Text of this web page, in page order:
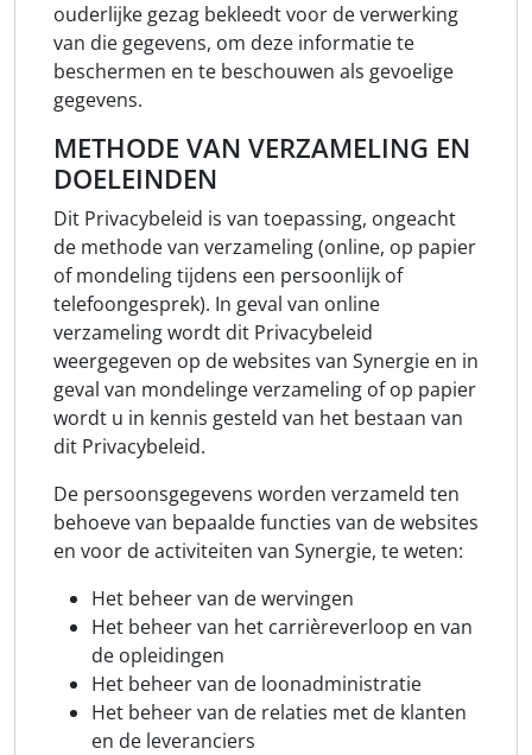
ouderlijke gezag bekleedt voor de verwerking
van die gegevens, om deze informatie te
beschermen en te beschouwen als gevoelige
gegevens.
METHODE VAN VERZAMELING EN
DOELEINDEN
Dit Privacybeleid is van toepassing, ongeacht
de methode van verzameling (online, op papier
of mondeling tijdens een persoonlijk of
telefoongesprek). In geval van online
verzameling wordt dit Privacybeleid
weergegeven op de websites van Synergie en in
geval van mondelinge verzameling of op papier
wordt u in kennis gesteld van het bestaan van
dit Privacybeleid.
De persoonsgegevens worden verzameld ten
behoeve van bepaalde functies van de websites
en voor de activiteiten van Synergie, te weten:
Het beheer van de wervingen
Het beheer van het carrièreverloop en van
de opleidingen
Het beheer van de loonadministratie
Het beheer van de relaties met de klanten
en de leveranciers